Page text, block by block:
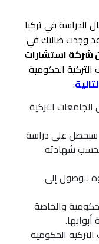
في تركيا
وجدت ضالتك في
شركة استشارات
الحكومية
:
التركية
سيحصل على دراسة
بحسب شهادته
للوصول إلى
والخاصة
الحكومية